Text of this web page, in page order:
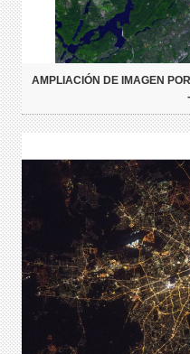
AMPLIACIÓN DE IMAGEN